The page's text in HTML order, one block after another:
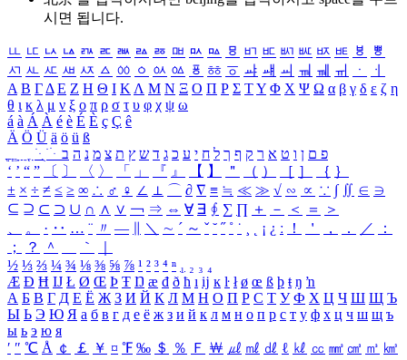
시면 됩니다.
ㅥ ㅦ ㅧ ㅨ ㅩ ㅪ ㅫ ㅬ ㅭ ㅮ ㅯ ㅰ ㅱ ㅲ ㅳ ㅴ ㅵ ㅶ ㅷ ㅸ
ㅹ
ㅺ ㅻ ㅼ ㅽ ㅾ ㅿ ㆀ ㆁ ㆂ ㆃ ㆄ ㆅ ㆆ ㆇ ㆈ ㆉ ㆊ ㆋ ㆌ ㆍ
ㆎ
Α Β ΓΔ Ε Ζ Η Θ Ι ΚΛ Μ Ν Ξ Ο Π Ρ Σ ΤΥ Φ Χ Ψ Ω α β γ δ ε ζ η
θ ι κ λ μ ν ξ ο π ρ σ τ υ φ χ ψ ω
á à Á À é è É È ç Ç ê
Ä Ö Ü ä ö ü ß
ִֶֹ ֻּ ׁׂ פ ם ן ו ט א ר ק ף ך ל ח י ע כ ג ד ש ץ ת צ מ נ ה ב
‘ ’ “ ” 〔 〕 〈 〉 「 」 『 』 【 】 ＂ （ ） ［ ］ ｛ ｝
± × ÷ ≠ ≤ ≥ ∞ ∴ ♂ ♀ ∠ ⊥ ⌒ ∂ ∇ ≡ ≒ ≪ ≫ √ ∽ ∝ ∵ ∫ ∬ ∈ ∋
⊆ ⊇ ⊂ ⊃ ∪ ∩ ∧ ∨ ￢ ⇒ ⇔ ∀ ∃ ∮ ∑ ∏ ＋ － ＜ ＝
＞
、
。 · ‥ … ¨ 〃 ― ＼ ∼ ´ ～ ˇ ˘ ˝ ˚ ˙ ¸ ¡ ¿ ː ！ ＇ ， ． ／
：
；
？ ＾ ｀
½ ⅓ ⅔ ¼ ¾ ⅛ ⅜ ⅝ ⅞ ¹ ² ³ ⁴ ⁿ ₁ ₂ ₃ ₄
Æ Ð Ħ Ĳ Ł Ø Œ Þ Ŧ Ŋ æ đ ð ħ ı ĳ ĸ ŀ ł ø œ ß þ ŧ ŋ ŉ
А Б В Г Д Е Ё Ж З И Й К Л М Н О П Р С Т У Ф Х Ц Ч Ш Щ Ъ
Ы Ь Э Ю Я а б в г д е ё ж з и й к л м н о п р с т у ф х ц ч ш щ ъ
ы ь э ю я
′ ″ ℃ Å ￠ ￡ ￥ ¤ ℉ ‰ ＄ ％ Ｆ ￦ ㎕ ㎖ ㎗ ℓ ㎘ ㏄ ㎣ ㎤ ㎥ ㎦